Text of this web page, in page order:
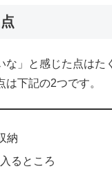
な」と感じた点はた
下記の2つです。
納
るところ